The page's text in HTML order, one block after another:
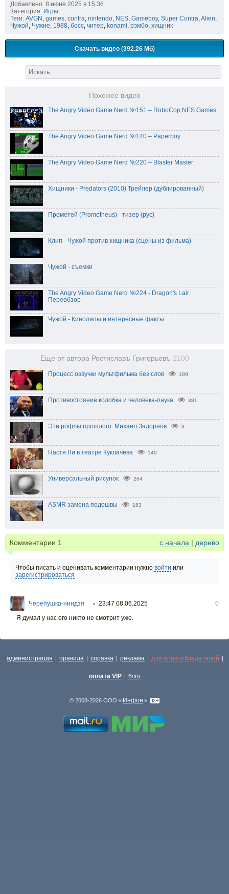
Добавлено: 8 июня 2025 в 15:36
Категория: Игры
Теги: AVGN , games, contra, nintendo, NES, Gameboy, Super Contra,Alien,
Чужой, Чужие, 1988, босс, читер, konami, рэмбо, хищник
Скачать видео (392.26 Мб)
Похожее видео
The Angry Video Game Nerd №151 – RoboCop NES Games
The Angry Video Game Nerd №140 – Paperboy
The Angry Video Game Nerd №220 – Blaster Master
Хищники - Predators (2010) Трейлер (дублированный)
Прометей (Prometheus) - тизер (рус)
Клип - Чужой против хищника (сцены из фильма)
Чужой - съемки
The Angry Video Game Nerd №224 - Dragon's Lair
Переобзор
Чужой - Киноляпы и интересные факты
Еще от автора Ростиславъ Григорьевъ 2100
Процесс озвучки мультфильма без слов 189
Противостояние колобка и человека-паука 381
Эти рофлы прошлого. Михаил Задорнов 3
Настя Ли в театре Куклачёва 149
Универсальный рисунок 264
ASMR замена подошвы 183
Комментарии 1 с начала | дерево
Чтобы писать и оценивать комментарии нужно войти или
зарегистрироваться
Черепушка-ниндзя ○ 23:47 08.06.2025
0
Я думал у нас его никто не смотрит уже.
администрация | правила | справка | реклама | для правообладателей |
оплата VIP | блог
© 2008-2026 ООО « Инфон »